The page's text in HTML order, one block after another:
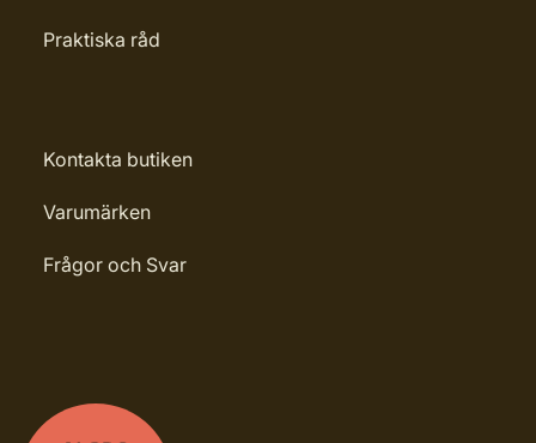
Praktiska råd
Kontakta butiken
Varumärken
Frågor och Svar